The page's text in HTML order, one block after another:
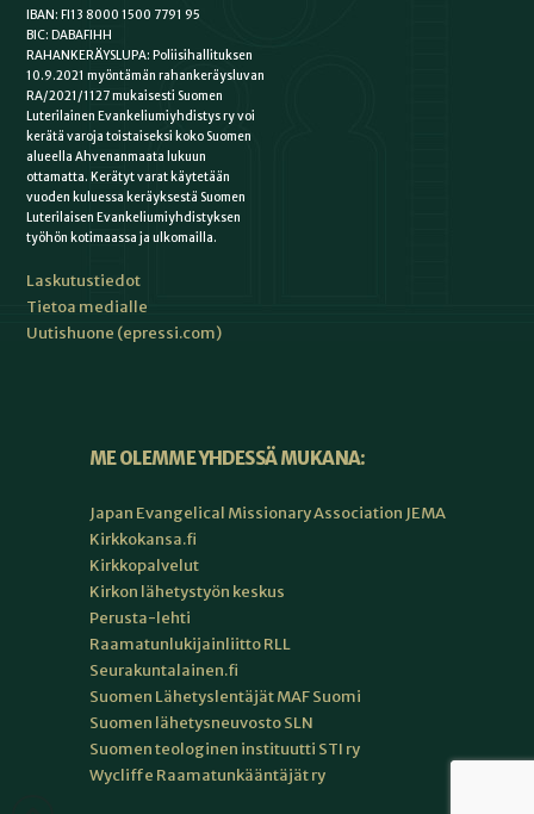
IBAN: FI13 8000 1500 7791 95
BIC: DABAFIHH
RAHANKERÄYSLUPA: Poliisihallituksen
10.9.2021 myöntämän rahankeräysluvan
RA/2021/1127 mukaisesti Suomen
Luterilainen Evankeliumiyhdistys ry voi
kerätä varoja toistaiseksi koko Suomen
alueella Ahvenanmaata lukuun
ottamatta. Kerätyt varat käytetään
vuoden kuluessa keräyksestä Suomen
Luterilaisen Evankeliumiyhdistyksen
työhön kotimaassa ja ulkomailla.
Laskutustiedot
Tietoa medialle
Uutishuone (epressi.com)
ME OLEMME YHDESSÄ MUKANA:
Japan Evangelical Missionary Association JEMA
Kirkkokansa.fi
Kirkkopalvelut
Kirkon lähetystyön keskus
Perusta-lehti
Raamatunlukijainliitto RLL
Seurakuntalainen.fi
Suomen Lähetyslentäjät MAF Suomi
Suomen lähetysneuvosto SLN
Suomen teologinen instituutti STI ry
Wycliffe Raamatunkääntäjät ry